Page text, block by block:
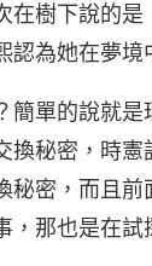
在樹下說的是
認為她在夢境
簡單的說就
換秘密，時
秘密，而且
，那也是在試